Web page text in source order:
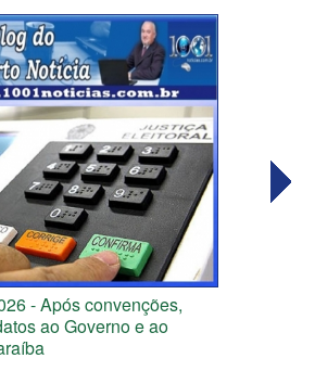
- Após convenções,
ao Governo e ao